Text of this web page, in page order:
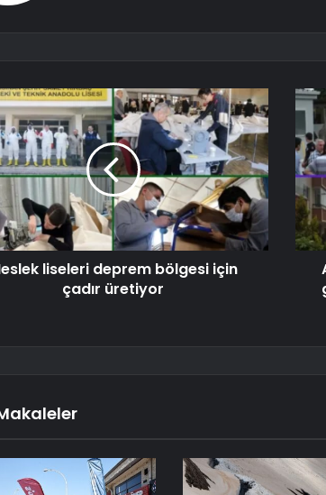
liseleri deprem bölgesi için
çadır üretiyor